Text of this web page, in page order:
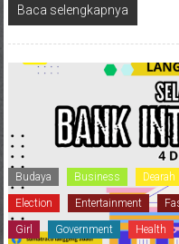
Baca selengkapnya
Budaya Business Dearah
Election Entertainment
Girl Government Health